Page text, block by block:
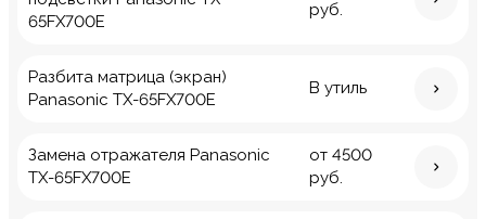
65FX700E
руб.
Разбита матрица (экран)
Panasonic TX-65FX700E
В утиль
Замена отражателя Panasonic
TX-65FX700E
от 4500
руб.